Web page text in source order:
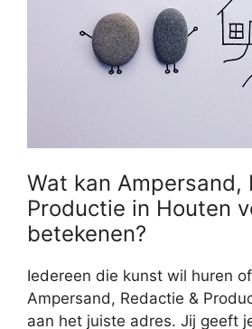
Wat kan Ampersand,
Productie in Houten
betekenen?
Iedereen die kunst wil huren
Ampersand, Redactie &
aan het juiste adres. Jij geeft